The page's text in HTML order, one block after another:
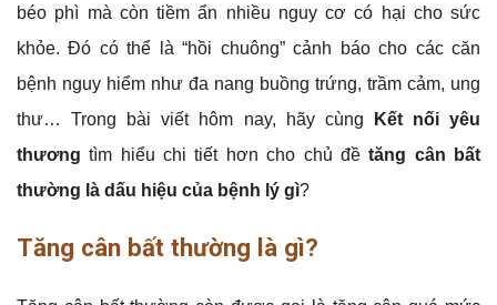
béo phì mà còn tiềm ẩn nhiều nguy cơ có hại cho sức
khỏe. Đó có thể là “hồi chuông” cảnh báo cho các căn
bệnh nguy hiểm như đa nang buồng trứng, trầm cảm, ung
thư… Trong bài viết hôm nay, hãy cùng
Kết nối yêu
thương tìm hiểu chi tiết hơn cho chủ đềtăng cân bất
thường là dấu hiệu của bệnh lý gì?
Tăng cân bất thường là gì?